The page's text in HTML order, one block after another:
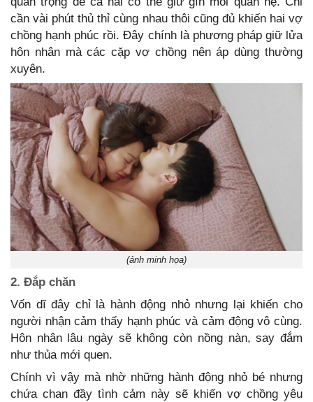
cần vài phút thủ thỉ cùng nhau thôi cũng đủ khiến hai vợ
chồng hạnh phúc rồi. Đây chính là phương pháp giữ lửa
hôn nhân mà các cặp vợ chồng nên áp dùng thường
xuyên.
(ảnh minh họa)
2. Đắp chăn
Vốn dĩ đây chỉ là hành động nhỏ nhưng lại khiến cho
người nhận cảm thấy hạnh phúc và cảm động vô cùng.
Hôn nhân lâu ngày sẽ không còn nồng nàn, say đắm
như thủa mới quen.
Chính vì vậy mà nhờ những hành động nhỏ bé nhưng
chứa chan đầy tình cảm này sẽ khiến vợ chồng yêu